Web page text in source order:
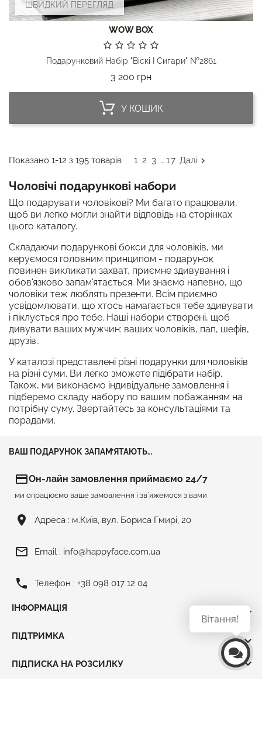
ШВИДКИЙ ПЕРЕГЛЯД
WOW BOX
Подарунковий Набір "Віскі І Сигари" №2861
3 200 грнЦіна
У КОШИК
Показано 1-12 з 195 товарів 1 2 3 … 17 Далі 
Чоловічі подарункові набори
Що подарувати чоловікові? Ми багато працювали,
щоб ви легко могли знайти відповідь на сторінках
цього каталогу.
Складаючи подарункові бокси для чоловіків, ми
керуємося головним принципом - подарунок
повинен викликати захват, приємне здивування і
обов'язково запам'ятається. Ми знаємо напевно, що
чоловіки теж люблять презенти. Всім приємно
усвідомлювати, що хтось намагається тебе здивувати
і піклується про тебе. Наші набори створені, щоб
дивувати ваших мужчин: ваших чоловіків, пап, шефів,
друзів..
У каталозі представлені різні подарунки для чоловіків
на різні суми. Ви легко зможете підібрати набір.
Також, ми виконаємо індивідуальне замовлення і
підберемо складу набору по вашим побажанням на
потрібну суму. Звертайтесь за консультаціями та
порадами.
ВАШ ПОДАРУНОК ЗАПАМ’ЯТАЮТЬ…
credit_cardОн-лайн замовлення приймаємо 24/7
ми опрацюємо ваше замовлення і зв`яжемося з вами
room Адреса : м.Київ, вул. Бориса Гмирі, 20
mail_outline Email : info@happyface.com.ua
phone Телефон : +38 098 017 12 04
ІНФОРМАЦІЯ 
ПІДТРИМКА 
ПІДПИСКА НА РОЗСИЛКУ 
Вітання!